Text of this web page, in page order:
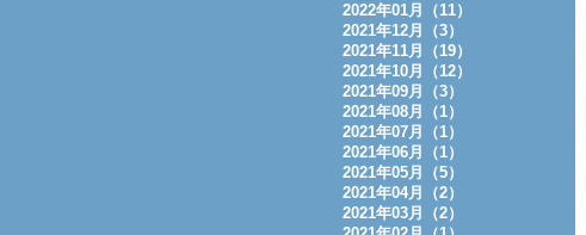
2022年01月（11）
2021年12月（3）
2021年11月（19）
2021年10月（12）
2021年09月（3）
2021年08月（1）
2021年07月（1）
2021年06月（1）
2021年05月（5）
2021年04月（2）
2021年03月（2）